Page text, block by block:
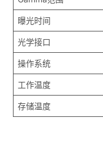
曝光时间
光学接口
操作系统
工作温度
存储温度